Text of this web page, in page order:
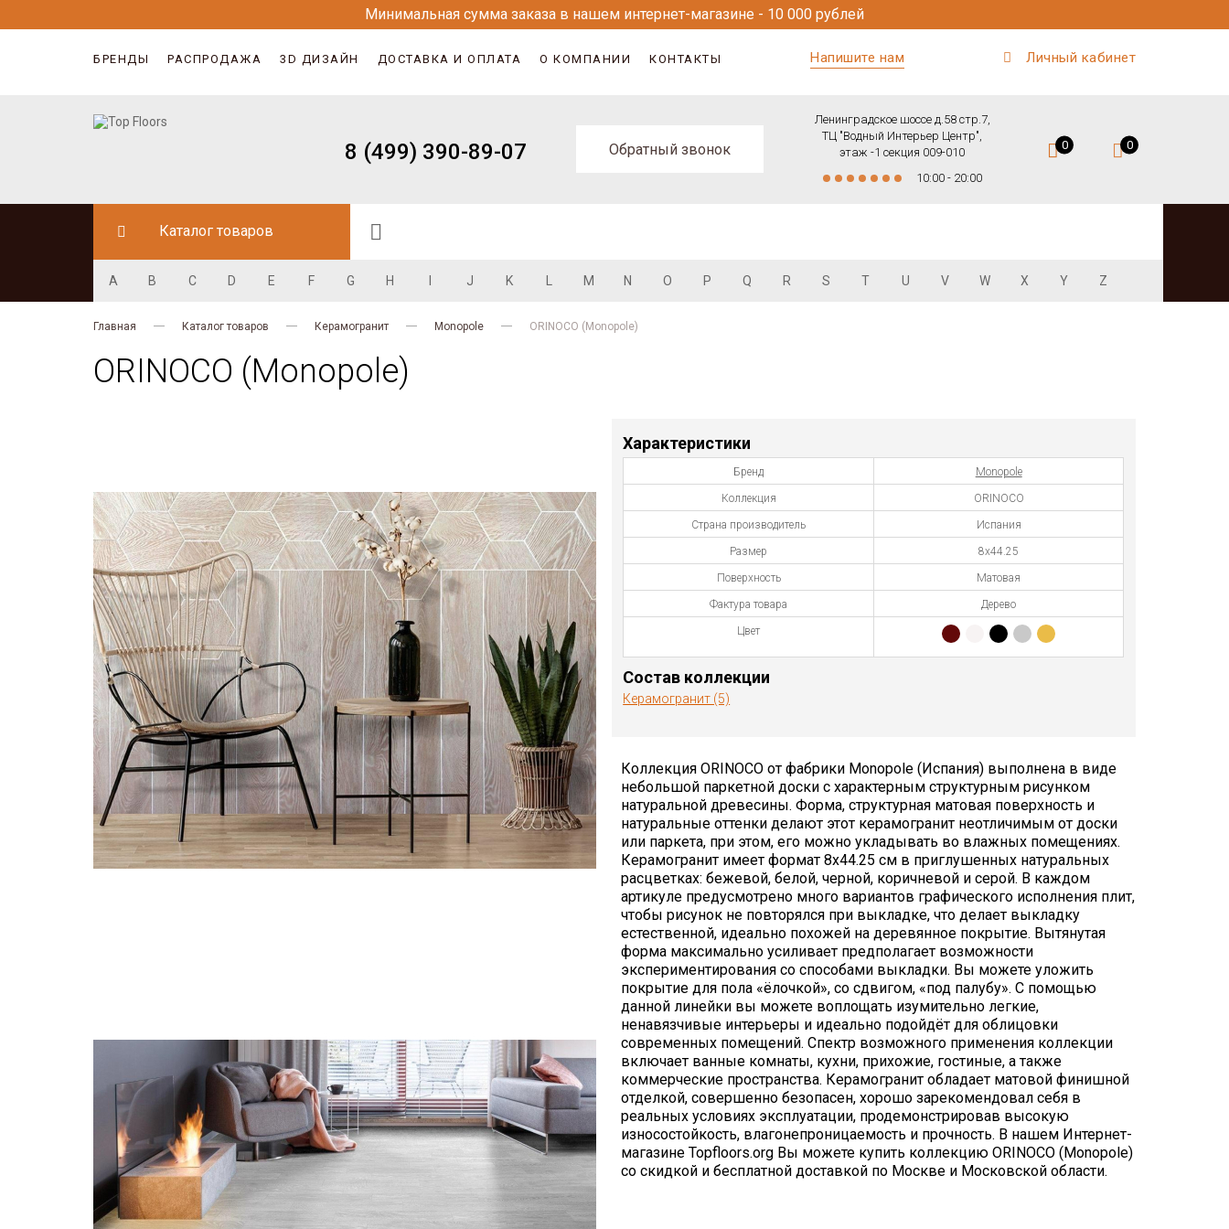
Минимальная сумма заказа в нашем интернет-магазине - 10 000 рублей
БРЕНДЫ РАСПРОДАЖА 3D ДИЗАЙН ДОСТАВКА И ОПЛАТА О КОМПАНИИ КОНТАКТЫ Напишите нам Личный кабинет
8 (499) 390-89-07 Обратный звонок
Ленинградское шоссе д.58 стр.7,
ТЦ "Водный Интерьер Центр",
этаж -1 секция 009-010
10:00 - 20:00
0 0
Каталог товаров
A B C D E F G H J K M N O P Q R S T U V W X Y Z
Главная Каталог товаров Керамогранит Monopole ORINOCO (Monopole)
ORINOCO (Monopole)
Характеристики
Бренд Monopole
Коллекция ORINOCO
Страна производитель Испания
Размер 8х44.25
Поверхность Матовая
Фактура товара Дерево
Цвет
Состав коллекции
Керамогранит (5)
Коллекция ORINOCO от фабрики Monopole (Испания) выполнена в виде
небольшой паркетной доски c характерным структурным рисунком
натуральной древесины. Форма, структурная матовая поверхность и
натуральные оттенки делают этот керамогранит неотличимым от доски
или паркета, при этом, его можно укладывать во влажных помещениях.
Керамогранит имеет формат 8х44.25 см в приглушенных натуральных
расцветках: бежевой, белой, черной, коричневой и серой. В каждом
артикуле предусмотрено много вариантов графического исполнения плит,
чтобы рисунок не повторялся при выкладке, что делает выкладку
естественной, идеально похожей на деревянное покрытие. Вытянутая
форма максимально усиливает предполагает возможности
экспериментирования со способами выкладки. Вы можете уложить
покрытие для пола «ёлочкой», со сдвигом, «под палубу». С помощью
данной линейки вы можете воплощать изумительно легкие,
ненавязчивые интерьеры и идеально подойдёт для облицовки
современных помещений. Спектр возможного применения коллекции
включает ванные комнаты, кухни, прихожие, гостиные, а также
коммерческие пространства. Керамогранит обладает матовой финишной
отделкой, совершенно безопасен, хорошо зарекомендовал себя в
реальных условиях эксплуатации, продемонстрировав высокую
износостойкость, влагонепроницаемость и прочность. В нашем Интернет-
магазине Topfloors.org Вы можете купить коллекцию ORINOCO (Monopole)
со скидкой и бесплатной доставкой по Москве и Московской области.